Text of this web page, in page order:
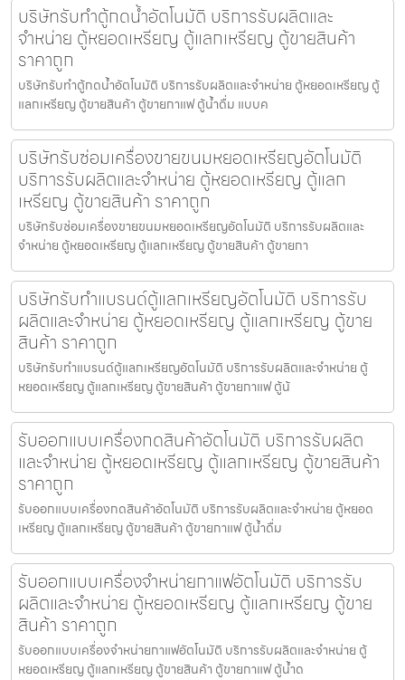
บริษัทรับทำตู้กดน้ำ​อัตโนมัติ บริการรับผลิตและ
จำหน่าย ตู้หยอดเหรียญ ตู้แลกเหรียญ ตู้ขายสินค้า
ราคาถูก
บริษัทรับทำตู้กดน้ำ​อัตโนมัติ บริการรับผลิตและจำหน่าย ตู้หยอดเหรียญ ตู้
แลกเหรียญ ตู้ขายสินค้า ตู้ขายกาแฟ ตู้น้ำดื่ม แบบค
บริษัทรับซ่อมเครื่องขายขนมหยอดเหรียญ​​อัตโนมัติ
บริการรับผลิตและจำหน่าย ตู้หยอดเหรียญ ตู้แลก
เหรียญ ตู้ขายสินค้า ราคาถูก
บริษัทรับซ่อมเครื่องขายขนมหยอดเหรียญ​​อัตโนมัติ บริการรับผลิตและ
จำหน่าย ตู้หยอดเหรียญ ตู้แลกเหรียญ ตู้ขายสินค้า ตู้ขายกา
บริษัทรับทำแบรนด์ตู้แลกเหรียญ​อัตโนมัติ บริการรับ
ผลิตและจำหน่าย ตู้หยอดเหรียญ ตู้แลกเหรียญ ตู้ขาย
สินค้า ราคาถูก
บริษัทรับทำแบรนด์ตู้แลกเหรียญ​อัตโนมัติ บริการรับผลิตและจำหน่าย ตู้
หยอดเหรียญ ตู้แลกเหรียญ ตู้ขายสินค้า ตู้ขายกาแฟ ตู้น้
รับออกแบบเครื่องกดสินค้า​อัตโนมัติ บริการรับผลิต
และจำหน่าย ตู้หยอดเหรียญ ตู้แลกเหรียญ ตู้ขายสินค้า
ราคาถูก
รับออกแบบเครื่องกดสินค้า​อัตโนมัติ บริการรับผลิตและจำหน่าย ตู้หยอด
เหรียญ ตู้แลกเหรียญ ตู้ขายสินค้า ตู้ขายกาแฟ ตู้น้ำดื่ม
รับออกแบบเครื่องจำหน่ายกาแฟ​อัตโนมัติ บริการรับ
ผลิตและจำหน่าย ตู้หยอดเหรียญ ตู้แลกเหรียญ ตู้ขาย
สินค้า ราคาถูก
รับออกแบบเครื่องจำหน่ายกาแฟ​อัตโนมัติ บริการรับผลิตและจำหน่าย ตู้
หยอดเหรียญ ตู้แลกเหรียญ ตู้ขายสินค้า ตู้ขายกาแฟ ตู้น้ำด